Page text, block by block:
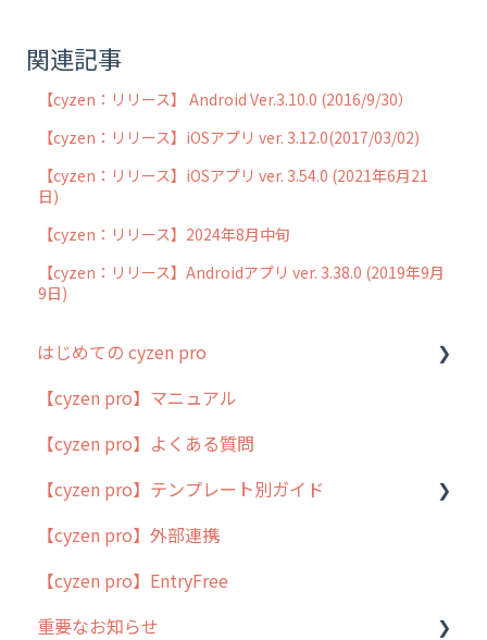
関連記事
【cyzen：リリース】 Android Ver.3.10.0 (2016/9/30）
【cyzen：リリース】iOSアプリ ver. 3.12.0(2017/03/02)
【cyzen：リリース】iOSアプリ ver. 3.54.0 (2021年6月21
日)
【cyzen：リリース】2024年8月中旬
【cyzen：リリース】Androidアプリ ver. 3.38.0 (2019年9月
9日)
はじめての cyzen pro
cyzen pro とは？
簡易マニュアル
cyzen proの位置情報取得について
用語集
よくある質問
【cyzen pro】マニュアル
【cyzen pro】よくある質問
【cyzen pro】テンプレート別ガイド
ポスティング
ラウンダー
メンテナンス
【cyzen pro】外部連携
【cyzen pro】EntryFree
重要なお知らせ